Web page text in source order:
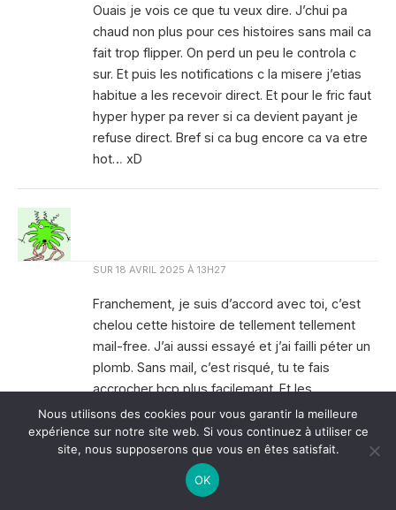
Ouais je vois ce que tu veux dire. J’chui pa
chaud non plus pour ces histoires sans mail ca
fait trop flipper. On perd un peu le controla c
sur. Et puis les notifications c la misere j’etias
habitue a les recevoir direct. Et pour le fric faut
hyper hyper pa rever si ca devient payant je
refuse direct. Bref si ca bug encore ca va etre
hot… xD
SUR 18 AVRIL 2025 À 13H27
Franchement, je suis d’accord avec toi, c’est
chelou cette histoire de tellement tellement
mail-free. J’ai aussi essayé et j’ai failli péter un
plomb. Sans mail, c’est risqué, tu te fais
accrocher bcp plus facilemant. Et les
notifications, c’est un gros point noir, j’aime
bien être au courant par mail. Si ça devient
paynt, je passe mon tour, c’est sûr. Je me
demande comment ça va évoluer tout çà…
Nous utilisons des cookies pour vous garantir la meilleure
expérience sur notre site web. Si vous continuez à utiliser ce
site, nous supposerons que vous en êtes satisfait.
OK